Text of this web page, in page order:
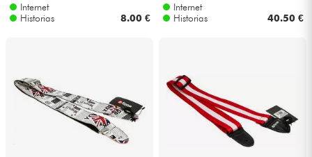
Internet
Historias
8.00 €
Internet
Historias
40.50 €